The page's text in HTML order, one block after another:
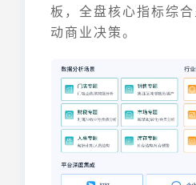
板，全盘核心指标综
动商业决策。